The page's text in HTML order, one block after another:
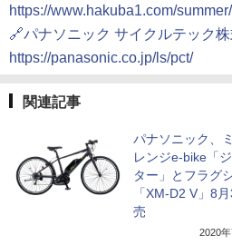
https://www.hakuba1.com/
🔗パナソニック サイクルテック
https://panasonic.co.jp/ls/pct/
関連記事
パナソニック、
レンジe-bike「
ター」とフラグ
「XM-D2 V」8
売
2020